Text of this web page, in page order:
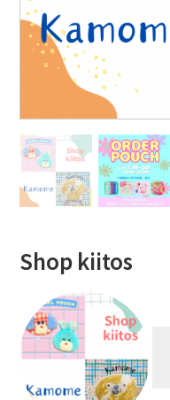
Shop kiitos